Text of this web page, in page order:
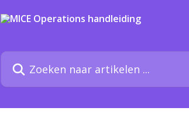
Zoeken naar artikelen ...